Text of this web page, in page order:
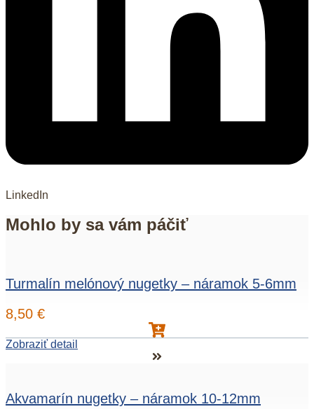
LinkedIn
Mohlo by sa vám páčiť
Turmalín melónový nugetky – náramok 5-6mm
8,50 €
Zobraziť detail
Akvamarín nugetky – náramok 10-12mm